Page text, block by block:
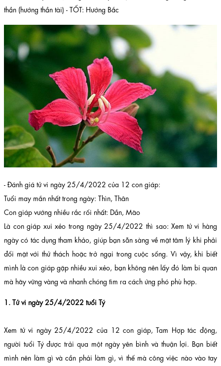
thần (hướng thần tài) - TỐT: Hướng Bắc
- Đánh giá tử vi ngày 25/4/2022 của 12 con giáp:
Tuổi may mắn nhất trong ngày: Thìn, Thân
Con giáp vướng nhiều rắc rối nhất: Dần, Mão
Là con giáp xui xẻo trong ngày 25/4/2022 thì sao: Xem tử vi hàng
ngày có tác dụng tham khảo, giúp bạn sẵn sàng về mặt tâm lý khi phải
đối mặt với thử thách hoặc trở ngại trong cuộc sống. Vì vậy, khi biết
mình là con giáp gặp nhiều xui xẻo, bạn không nên lấy đó làm bi quan
mà hãy vững vàng và nhanh chóng tìm ra cách ứng phó phù hợp.
1. Tử vi ngày 25/4/2022 tuổi Tý
Xem tử vi ngày 25/4/2022 của 12 con giáp, Tam Hợp tác động,
người tuổi Tý được trải qua một ngày yên bình và thuận lợi. Bạn biết
mình nên làm gì và cần phải làm gì, vì thế mà công việc nào vào tay